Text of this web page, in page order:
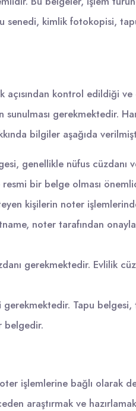
kimlik fotokopisi,
kontrol edildiği ve
sunulması gerekmektedir.
bilgiler aşağıda
genellikle nüfus cüzdanı
bir belge olması
kişilerin noter
noter tarafından
gerekmektedir. Evlilik
Tapu belgesi,
belgedir.
işlemlerine bağlı olarak
araştırmak ve